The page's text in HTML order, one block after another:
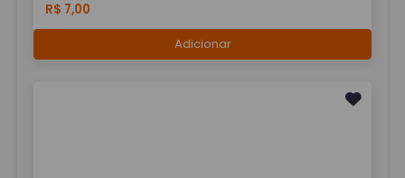
R$ 7,00
Adicionar